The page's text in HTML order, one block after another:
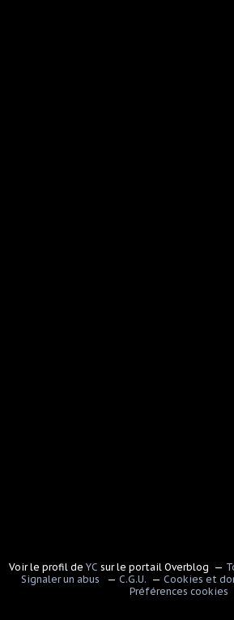
Voir le profil de YC sur le portail Overblog
Signaler un abus
C.G.U.
Cookies et
Préférences cookies